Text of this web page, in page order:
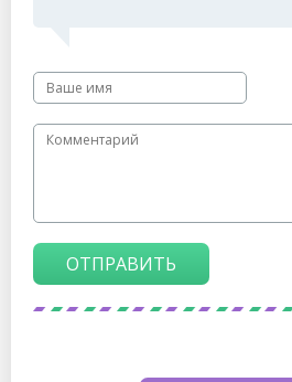
ОТПРАВИТЬ